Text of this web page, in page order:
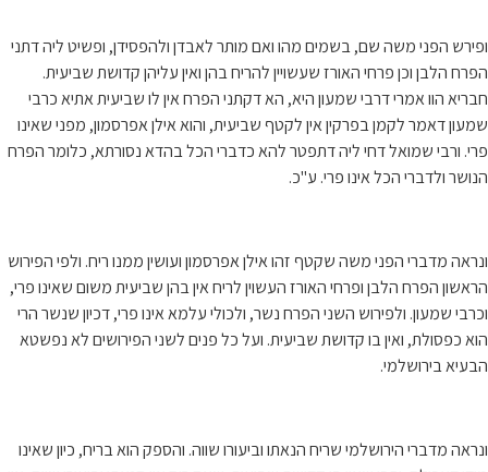
ופירש הפני משה שם, בשמים מהו ואם מותר לאבדן ולהפסידן, ופשיט ליה דתני
הפרח הלבן וכן פרחי האורז שעשויין להריח בהן ואין עליהן קדושת שביעית.
חבריא הוו אמרי דרבי שמעון היא, הא דקתני הפרח אין לו שביעית אתיא כרבי
שמעון דאמר לקמן בפרקין אין לקטף שביעית, והוא אילן אפרסמון, מפני שאינו
פרי. ורבי שמואל דחי ליה דתפטר להא כדברי הכל בהדא נסורתא, כלומר הפרח
הנושר ולדברי הכל אינו פרי. ע"כ.
ונראה מדברי הפני משה שקטף זהו אילן אפרסמון ועושין ממנו ריח. ולפי הפירוש
הראשון הפרח הלבן ופרחי האורז העשוין לריח אין בהן שביעית משום שאינו פרי,
וכרבי שמעון. ולפירוש השני הפרח נשר, ולכולי עלמא אינו פרי, דכיון שנשר הרי
הוא כפסולת, ואין בו קדושת שביעית. ועל כל פנים לשני הפירושים לא נפשטא
הבעיא בירושלמי.
ונראה מדברי הירושלמי שריח הנאתו וביעורו שווה. והספק הוא בריח, כיון שאינו